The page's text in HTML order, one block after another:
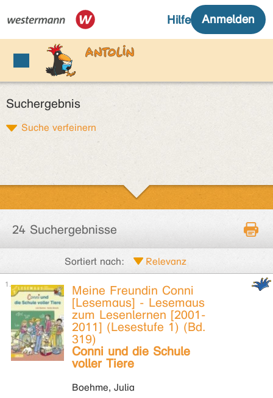
Suchergebnis
Suche verfeinern
24 Suchergebnisse
Sortiert nach:
Meine Freundin Conni
[Lesemaus] - Lesemaus
zum Lesenlernen [2001-
2011] (Lesestufe 1) (Bd.
319)
Conni und die Schule
voller Tiere
Boehme, Julia